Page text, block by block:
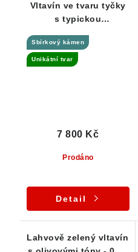
Vltavín ve tvaru tyčky
s typickou
- Jankov - 5,63 g
Sbírkový kámen
Unikátní tvar
Prodáno
7 800 Kč
Detail
Lahvově zelený vltavín